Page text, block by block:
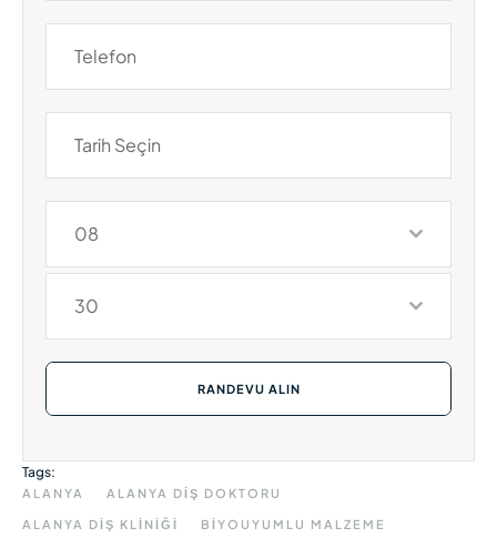
08
30
RANDEVU ALIN
Tags:
ALANYA ALANYA DIŞ DOKTORU
ALANYA DIŞ KLINIĞI BIYOUYUMLU MALZEME